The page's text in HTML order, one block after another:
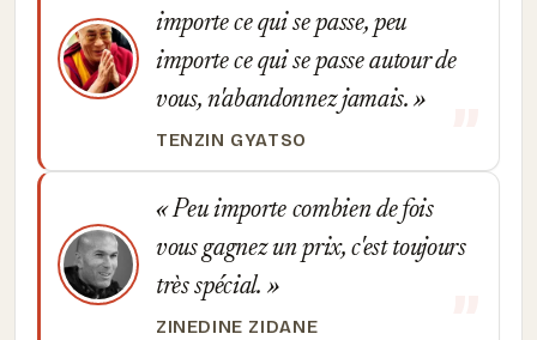
importe ce qui se passe, peu
importe ce qui se passe autour de
vous, n'abandonnez jamais.
TENZIN GYATSO
Peu importe combien de fois
vous gagnez un prix, c'est toujours
très spécial.
ZINEDINE ZIDANE